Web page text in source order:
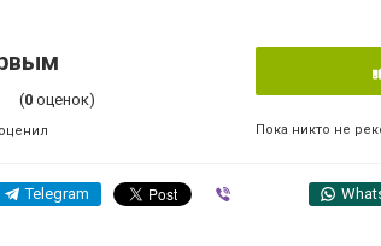
(0 оценок)
Пока никто не
Telegram